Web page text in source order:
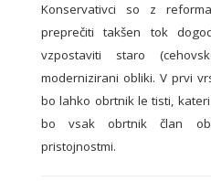
Konservativci so z
preprečiti takšen tok
vzpostaviti staro
modernizirani obliki. V prvi
bo lahko obrtnik le tisti,
bo vsak obrtnik član
pristojnostmi.